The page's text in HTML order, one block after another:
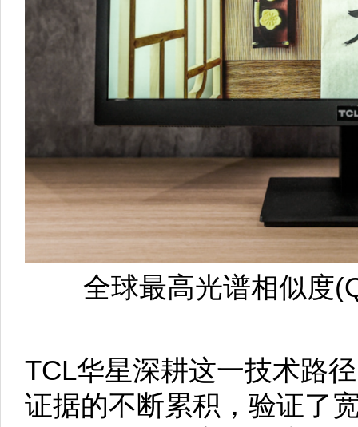
全球最高光谱相似度
TCL华星深耕这一技术路
证据的不断累积，验证了